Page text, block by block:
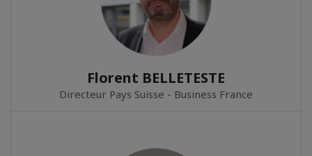
Florent BELLETESTE
Directeur Pays Suisse - Business France